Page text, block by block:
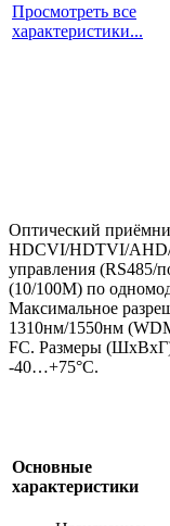
Просмотреть все
характеристики...
Оптический
HDCVI/HDTVI/AHD/
управления (RS485/
(10/100M) по
Максимальное
1310нм/1550нм
FC. Размеры
-40…+75°С.
Основные
характеристики